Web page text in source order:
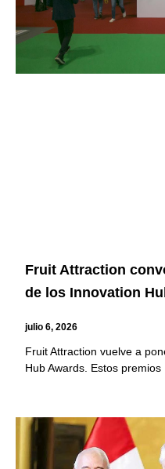
Fruit Attraction
de los Innovation
julio 6, 2026
Fruit Attraction vuelve a
Hub Awards. Estos premios